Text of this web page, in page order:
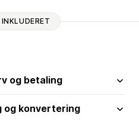
og betaling
og konvertering